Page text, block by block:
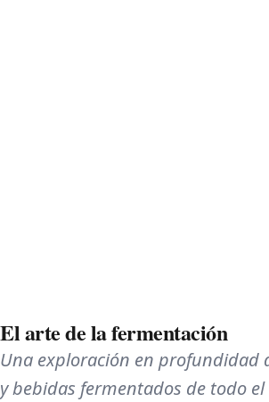
El arte de la fermentación
Una exploración en profundidad
y bebidas fermentados de todo